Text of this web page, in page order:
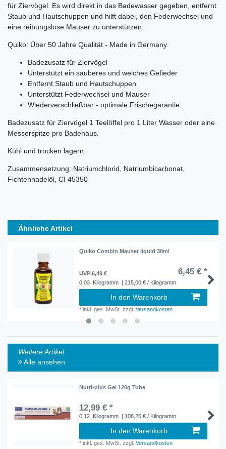
für Ziervögel. Es wird direkt in das Badewasser gegeben, entfernt
Staub und Hautschuppen und hilft dabei, den Federwechsel und
eine reibungslose Mauser zu unterstützen.
Quiko: Über 50 Jahre Qualität - Made in Germany.
Badezusatz für Ziervögel
Unterstützt ein sauberes und weiches Gefieder
Entfernt Staub und Hautschuppen
Unterstützt Federwechsel und Mauser
Wiederverschließbar - optimale Frischegarantie
Badezusatz für Ziervögel 1 Teelöffel pro 1 Liter Wasser oder eine
Messerspitze pro Badehaus.
Kühl und trocken lagern.
Zusammensetzung: Natriumchlorid, Natriumbicarbonat,
Fichtennadelöl, CI 45350
Ähnliche Artikel
Quiko Combin Mauser liquid 30ml
UVP 6,49 € 6,45 € *
0.03 Kilogramm | 215,00 € / Kilogramm
In den Warenkorb
*inkl. ges. MwSt. zzgl.Versandkosten
Weitere Artikel
Alle ansehen
Nutri-plus Gel 120g Tube
12,99 € *
0.12 Kilogramm | 108,25 € / Kilogramm
In den Warenkorb
*inkl. ges. MwSt. zzgl.Versandkosten